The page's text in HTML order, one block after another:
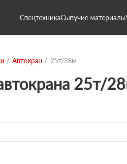
СпецтехникаСыпучие материалы
Автокран 25т/28м
25т/